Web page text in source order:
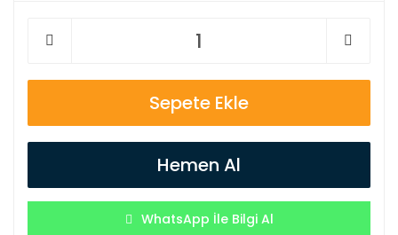
Sepete Ekle
Hemen Al
WhatsApp İle Bilgi Al